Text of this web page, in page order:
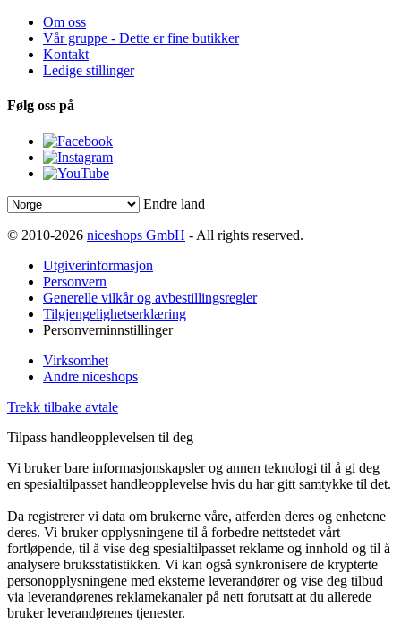
Om oss
Vår gruppe - Dette er fine butikker
Kontakt
Ledige stillinger
Følg oss på
Endre land
© 2010-2026 niceshops GmbH - All rights reserved.
Utgiverinformasjon
Personvern
Generelle vilkår og avbestillingsregler
Tilgjengelighetserklæring
Personverninnstillinger
Virksomhet
Andre niceshops
Trekk tilbake avtale
Tilpass handleopplevelsen til deg
Vi bruker bare informasjonskapsler og annen teknologi til å gi deg
en spesialtilpasset handleopplevelse hvis du har gitt samtykke til det.
Da registrerer vi data om brukerne våre, atferden deres og enhetene
deres. Vi bruker opplysningene til å forbedre nettstedet vårt
fortløpende, til å vise deg spesialtilpasset reklame og innhold og til å
analysere bruksstatistikken. Vi kan også synkronisere de krypterte
personopplysningene med eksterne leverandører og vise deg tilbud
via leverandørenes reklamekanaler på nett forutsatt at du allerede
bruker leverandørenes tjenester.